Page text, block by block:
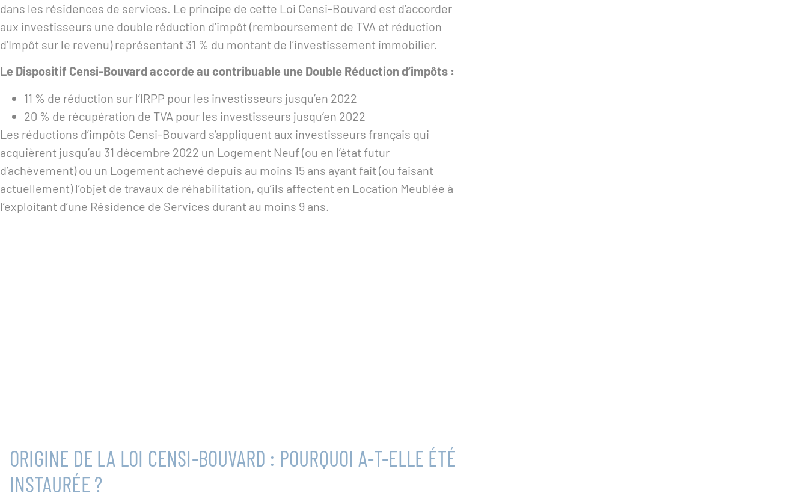
dans les résidences de services. Le principe de cette Loi Censi-Bouvard est d’accorder
aux investisseurs une double réduction d’impôt (remboursement de TVA et réduction
d’Impôt sur le revenu) représentant 31 % du montant de l’investissement immobilier.
Le Dispositif Censi-Bouvard accorde au contribuable une Double Réduction d’impôts :
11 % de réduction sur l’IRPP pour les investisseurs jusqu’en 2022
20 % de récupération de TVA pour les investisseurs jusqu’en 2022
Les réductions d’impôts Censi-Bouvard s’appliquent aux investisseurs français qui
acquièrent jusqu’au 31 décembre 2022 un Logement Neuf (ou en l’état futur
d’achèvement) ou un Logement achevé depuis au moins 15 ans ayant fait (ou faisant
actuellement) l’objet de travaux de réhabilitation, qu’ils affectent en Location Meublée à
l’exploitant d’une Résidence de Services durant au moins 9 ans.
ORIGINE DE LA LOI CENSI-BOUVARD : POURQUOI A-T-ELLE ÉTÉ
INSTAURÉE ?